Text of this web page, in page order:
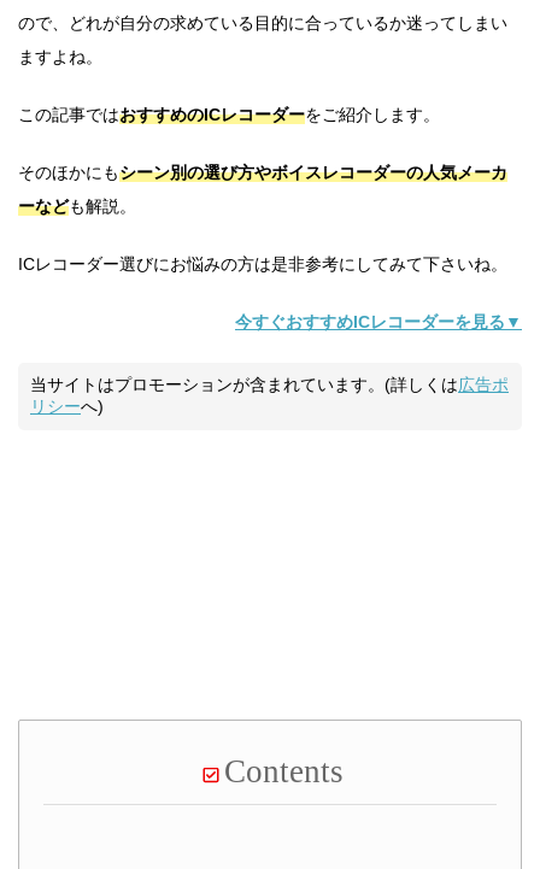
ので、どれが自分の求めている目的に合っているか迷ってしまい
ますよね。
この記事ではおすすめのICレコーダーをご紹介します。
そのほかにもシーン別の選び方やボイスレコーダーの人気メーカ
ーなども解説。
ICレコーダー選びにお悩みの方は是非参考にしてみて下さいね。
今すぐおすすめICレコーダーを見る▼
当サイトはプロモーションが含まれています。(詳しくは広告ポ
リシーへ)
Contents